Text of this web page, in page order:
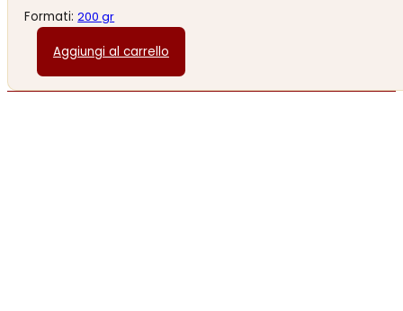
Formati:200 gr
Aggiungi al carrello